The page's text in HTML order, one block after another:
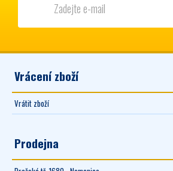
Vrácení zboží
Vrátit zboží
Prodejna